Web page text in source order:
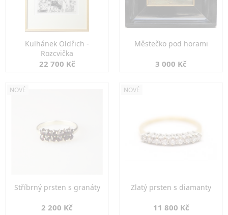
Kulhánek Oldřich -
Rozcvička
22 700 Kč
Městečko pod horami
3 000 Kč
NOVÉ
Stříbrný prsten s granáty
2 200 Kč
NOVÉ
Zlatý prsten s diamanty
11 800 Kč